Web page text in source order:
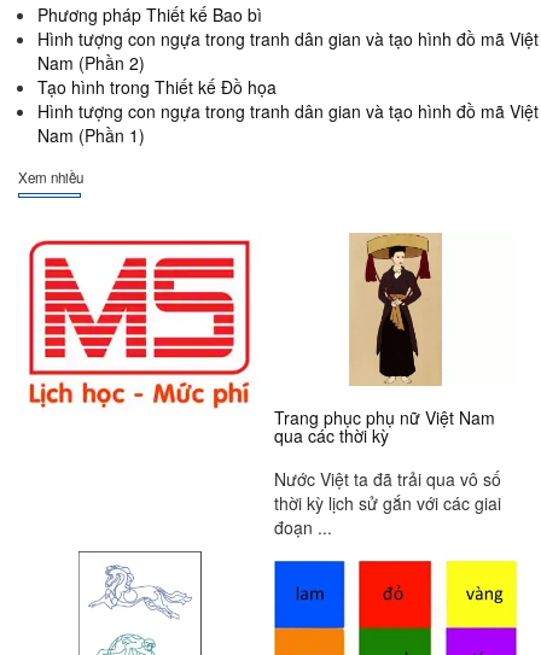
Phương pháp Thiết kế Bao bì
Hình tượng con ngựa trong tranh dân gian và tạo hình đồ mã Việt
Nam (Phần 2)
Tạo hình trong Thiết kế Đồ họa
Hình tượng con ngựa trong tranh dân gian và tạo hình đồ mã Việt
Nam (Phần 1)
Xem nhiều
Trang phục phụ nữ Việt Nam
qua các thời kỳ
Nước Việt ta đã trải qua vô số
thời kỳ lịch sử gắn với các giai
đoạn ...